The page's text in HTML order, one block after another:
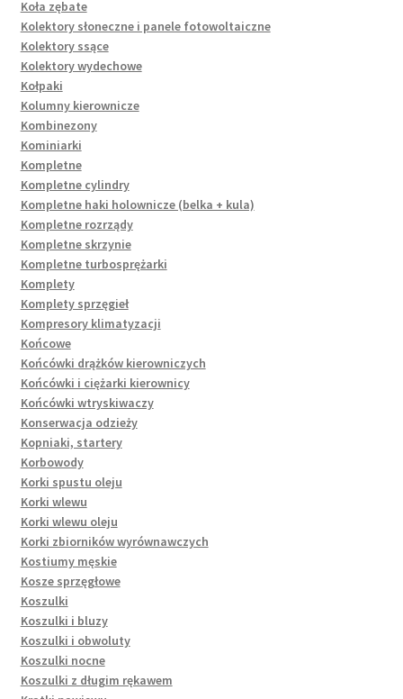
Koła zębate
Kolektory słoneczne i panele fotowoltaiczne
Kolektory ssące
Kolektory wydechowe
Kołpaki
Kolumny kierownicze
Kombinezony
Kominiarki
Kompletne
Kompletne cylindry
Kompletne haki holownicze (belka + kula)
Kompletne rozrządy
Kompletne skrzynie
Kompletne turbosprężarki
Komplety
Komplety sprzęgieł
Kompresory klimatyzacji
Końcowe
Końcówki drążków kierowniczych
Końcówki i ciężarki kierownicy
Końcówki wtryskiwaczy
Konserwacja odzieży
Kopniaki, startery
Korbowody
Korki spustu oleju
Korki wlewu
Korki wlewu oleju
Korki zbiorników wyrównawczych
Kostiumy męskie
Kosze sprzęgłowe
Koszulki
Koszulki i bluzy
Koszulki i obwoluty
Koszulki nocne
Koszulki z długim rękawem